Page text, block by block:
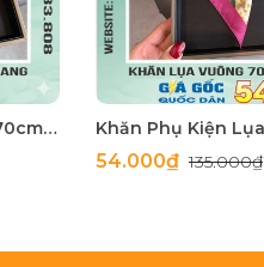
Khăn Phụ Kiện Lụa Vuông 70cm - Thế Giới Khăn Đẹp C1062_4
54.000₫135.000₫